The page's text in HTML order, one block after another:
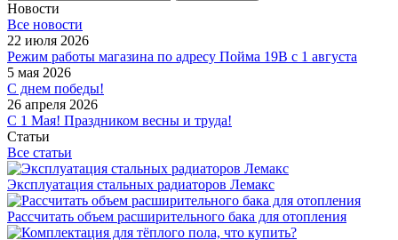
Новости
Все новости
22 июля 2026
Режим работы магазина по адресу Пойма 19В с 1 августа
5 мая 2026
С днем победы!
26 апреля 2026
С 1 Мая! Праздником весны и труда!
Статьи
Все статьи
Эксплуатация стальных радиаторов Лемакс
Рассчитать объем расширительного бака для отопления